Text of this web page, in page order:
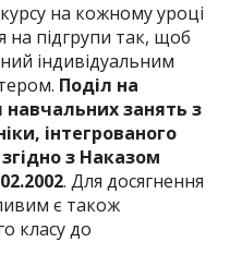
на кожному уроці
на підгрупи так, щоб
індивідуальним
Поділ на
занять з
інтегрованого
з Наказом
. Для досягнення
є також
класу до